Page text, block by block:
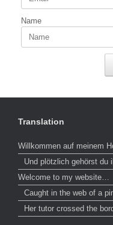
Name
Translation
Willkommen auf meinem
Und plötzlich gehörst du
Welcome to my website…
Caught in the web of a
Her tutor crossed the